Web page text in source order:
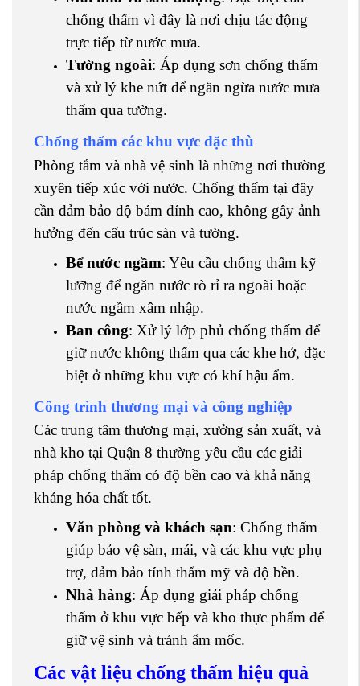
chống thấm vì đây là nơi chịu tác động
trực tiếp từ nước mưa.
Tường ngoài: Áp dụng sơn chống thấm
và xử lý khe nứt để ngăn ngừa nước mưa
thấm qua tường.
Chống thấm các khu vực đặc thù
Phòng tắm và nhà vệ sinh là những nơi thường
xuyên tiếp xúc với nước. Chống thấm tại đây
cần đảm bảo độ bám dính cao, không gây ảnh
hưởng đến cấu trúc sàn và tường.
Bể nước ngầm: Yêu cầu chống thấm kỹ
lưỡng để ngăn nước rò rỉ ra ngoài hoặc
nước ngầm xâm nhập.
Ban công: Xử lý lớp phủ chống thấm để
giữ nước không thấm qua các khe hở, đặc
biệt ở những khu vực có khí hậu ẩm.
Công trình thương mại và công nghiệp
Các trung tâm thương mại, xưởng sản xuất, và
nhà kho tại Quận 8 thường yêu cầu các giải
pháp chống thấm có độ bền cao và khả năng
kháng hóa chất tốt.
Văn phòng và khách sạn: Chống thấm
giúp bảo vệ sàn, mái, và các khu vực phụ
trợ, đảm bảo tính thẩm mỹ và độ bền.
Nhà hàng: Áp dụng giải pháp chống
thấm ở khu vực bếp và kho thực phẩm để
giữ vệ sinh và tránh ẩm mốc.
Các vật liệu chống thấm hiệu quả